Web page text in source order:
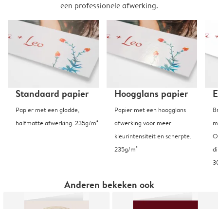
een professionele afwerking.
Standaard papier
Papier met een gladde,
halfmatte afwerking. 235g/m²
Hoogglans papier
Papier met een hoogglans
afwerking voor meer
kleurintensiteit en scherpte.
235g/m²
Anderen bekeken ook